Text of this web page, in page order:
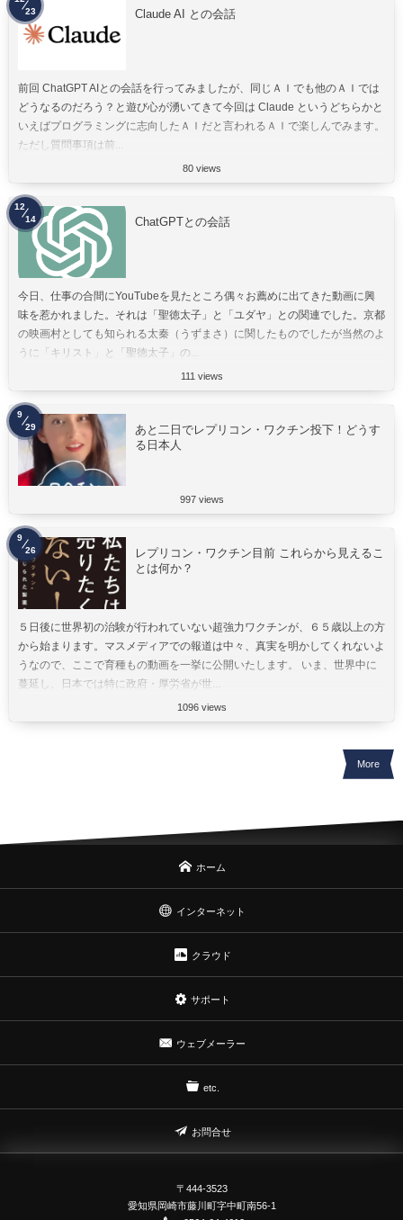
Claude AI との会話
前回 ChatGPT AIとの会話を行ってみましたが、同じＡＩでも他のＡＩでは
どうなるのだろう？と遊び心が湧いてきて今回は Claude というどちらかと
いえばプログラミングに志向したＡＩだと言われるＡＩで楽しんでみます。
ただし質問事項は前...
80 views
23
ChatGPTとの会話
今日、仕事の合間にYouTubeを見たところ偶々お薦めに出てきた動画に興
味を惹かれました。それは「聖徳太子」と「ユダヤ」との関連でした。京都
の映画村としても知られる太秦（うずまさ）に関したものでしたが当然のよ
うに「キリスト」と「聖徳太子」の...
111 views
12
14
あと二日でレプリコン・ワクチン投下！どうす
る日本人
997 views
9
29
レプリコン・ワクチン目前 これらから見えるこ
とは何か？
５日後に世界初の治験が行われていない超強力ワクチンが、６５歳以上の方
から始まります。マスメディアでの報道は中々、真実を明かしてくれないよ
うなので、ここで育種もの動画を一挙に公開いたします。 いま、世界中に
蔓延し、日本では特に政府・厚労省が世...
1096 views
9
26
More
ホーム
インターネット
クラウド
サポート
ウェブメーラー
etc.
お問合せ
〒444-3523
愛知県岡崎市藤川町字中町南56-1